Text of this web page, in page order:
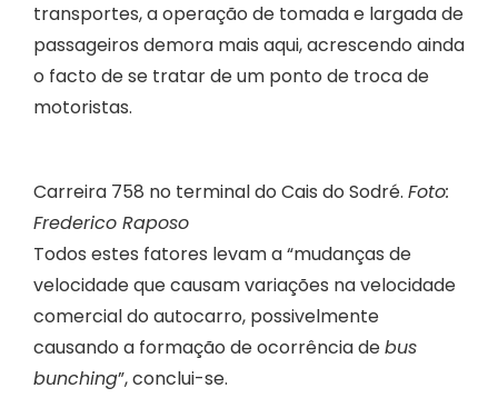
transportes, a operação de tomada e largada de
passageiros demora mais aqui, acrescendo ainda
o facto de se tratar de um ponto de troca de
motoristas.
Carreira 758 no terminal do Cais do Sodré. Foto:
Frederico Raposo
Todos estes fatores levam a “mudanças de
velocidade que causam variações na velocidade
comercial do autocarro, possivelmente
causando a formação de ocorrência debus
bunching”, conclui-se.